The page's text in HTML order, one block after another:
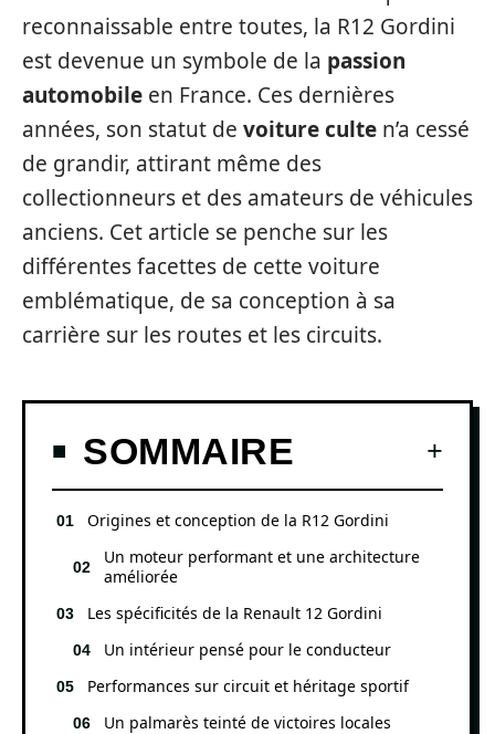
reconnaissable entre toutes, la R12 Gordini
est devenue un symbole de la passion
automobile en France. Ces dernières
années, son statut de voiture culte n’a cessé
de grandir, attirant même des
collectionneurs et des amateurs de véhicules
anciens. Cet article se penche sur les
différentes facettes de cette voiture
emblématique, de sa conception à sa
carrière sur les routes et les circuits.
SOMMAIRE
Origines et conception de la R12 Gordini
Un moteur performant et une architecture
améliorée
Les spécificités de la Renault 12 Gordini
Un intérieur pensé pour le conducteur
Performances sur circuit et héritage sportif
Un palmarès teinté de victoires locales